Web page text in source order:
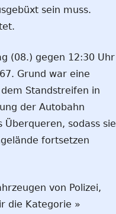
sein muss.
(08.) gegen 12:30 Uhr
Grund war eine
Standstreifen in
der Autobahn
sodass sie
fortsetzen
von Polizei,
die Kategorie »